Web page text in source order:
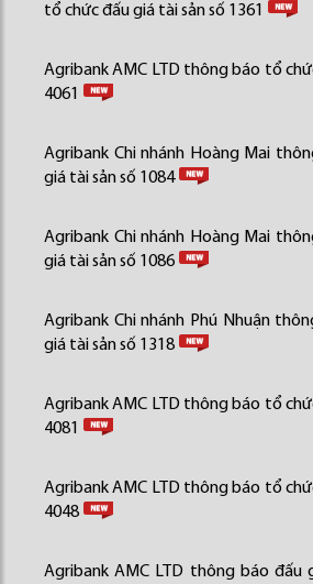
tổ chức đấu giá tài sản số 1361
Agribank AMC LTD thông báo tổ
4061
Agribank Chi nhánh Hoàng Mai
giá tài sản số 1084
Agribank Chi nhánh Hoàng Mai
giá tài sản số 1086
Agribank Chi nhánh Phú Nhuận
giá tài sản số 1318
Agribank AMC LTD thông báo tổ
4081
Agribank AMC LTD thông báo tổ
4048
Agribank AMC LTD thông báo đấu